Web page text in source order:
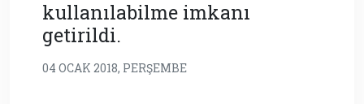
kullanılabilme imkanı
getirildi.
04 OCAK 2018, PERŞEMBE